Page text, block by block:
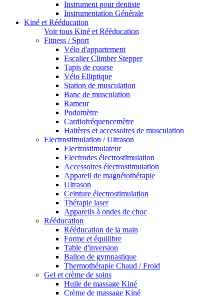
Instrument pour dentiste
Instrumentation Générale
Kiné et Rééducation
Voir tous Kiné et Rééducation
Fitness / Sport
Vélo d'appartement
Escalier Climber Stepper
Tapis de course
Vélo Elliptique
Station de musculation
Banc de musculation
Rameur
Podomètre
Cardiofréquencemètre
Haltères et accessoires de musculation
Electrostimulation / Ultrason
Electrostimulateur
Electrodes électrostimulation
Accessoires électrostimulation
Appareil de magnétothérapie
Ultrason
Ceinture électrostimulation
Thérapie laser
Appareils à ondes de choc
Rééducation
Rééducation de la main
Forme et équilibre
Table d'inversion
Ballon de gymnastique
Thermothérapie Chaud / Froid
Gel et crème de soins
Huile de massage Kiné
Crème de massage Kiné